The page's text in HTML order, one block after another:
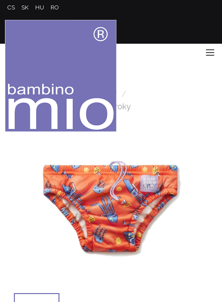
CS SK HU RO
Úvod / Kojenecké plavky /
Kojenecké plavky Stretch, 1-2 roky